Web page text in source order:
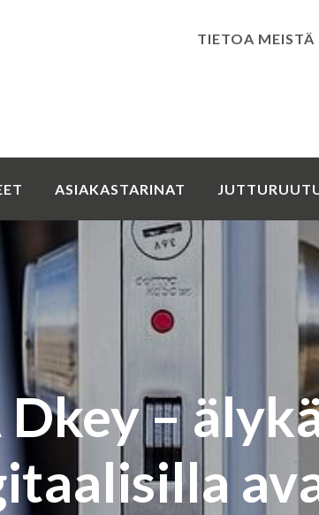
TIETOA MEISTÄ
ASIAKASTARINAT
–